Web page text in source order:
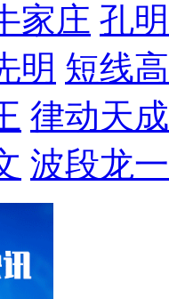
家庄 孔
明 短线
律动天成
波段龙一